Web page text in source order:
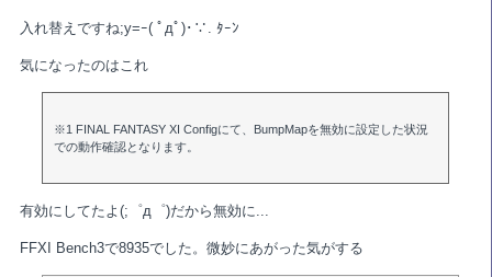
入れ替えですね;y=ｰ( ﾟдﾟ)･∵. ﾀｰﾝ
気になったのはこれ
※1 FINAL FANTASY XI Configにて、BumpMapを無効に設定した状況
での動作確認となります。
有効にしてたよ(;゜д゜)だから無効に...
FFXI Bench3で8935でした。微妙にあがった気がする